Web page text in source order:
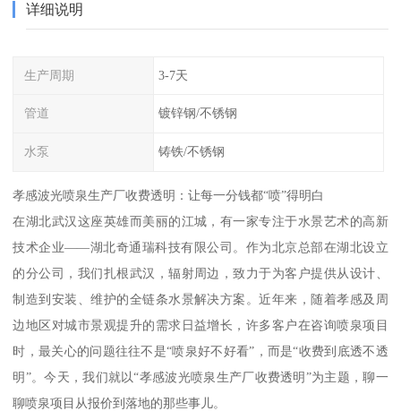
详细说明
生产周期 3-7天
管道 镀锌钢/不锈钢
水泵 铸铁/不锈钢
孝感波光喷泉生产厂收费透明：让每一分钱都“喷”得明白
在湖北武汉这座英雄而美丽的江城，有一家专注于水景艺术的高新
技术企业——湖北奇通瑞科技有限公司。作为北京总部在湖北设立
的分公司，我们扎根武汉，辐射周边，致力于为客户提供从设计、
制造到安装、维护的全链条水景解决方案。近年来，随着孝感及周
边地区对城市景观提升的需求日益增长，许多客户在咨询喷泉项目
时，最关心的问题往往不是“喷泉好不好看”，而是“收费到底透不透
明”。今天，我们就以“孝感波光喷泉生产厂收费透明”为主题，聊一
聊喷泉项目从报价到落地的那些事儿。